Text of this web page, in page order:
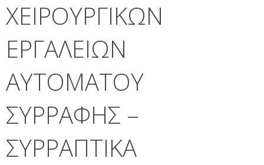
ΧΕΙΡΟΥΡΓΙΚΩΝ
ΕΡΓΑΛΕΙΩΝ
ΑΥΤΟΜΑΤΟΥ
ΣΥΡΡΑΦΗΣ –
ΣΥΡΡΑΠΤΙΚΑ